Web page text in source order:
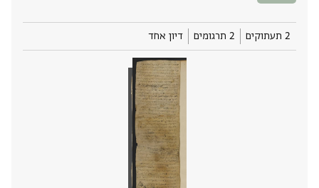
2 תעתוקים 2 תרגומים דיון אחד